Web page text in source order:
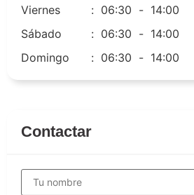
Viernes
: 06:30 - 14:00
Sábado
: 06:30 - 14:00
Domingo
: 06:30 - 14:00
Contactar